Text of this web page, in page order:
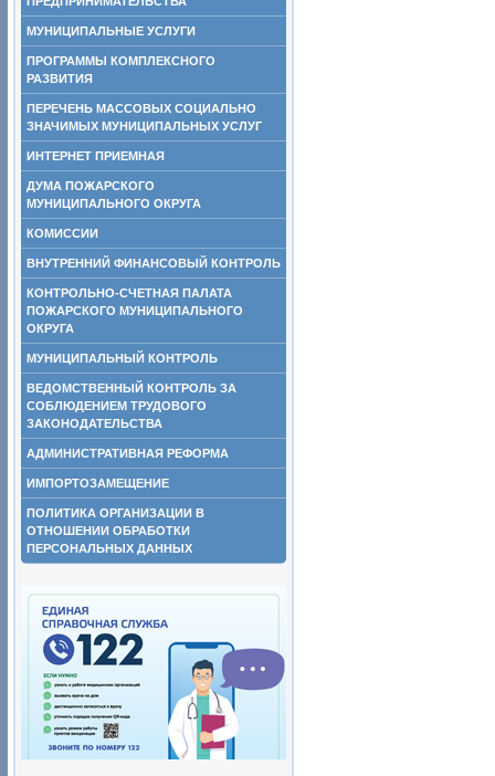
МУНИЦИПАЛЬНЫЕ УСЛУГИ
ПРОГРАММЫ КОМПЛЕКСНОГО
РАЗВИТИЯ
ПЕРЕЧЕНЬ МАССОВЫХ СОЦИАЛЬНО
ЗНАЧИМЫХ МУНИЦИПАЛЬНЫХ УСЛУГ
ИНТЕРНЕТ ПРИЕМНАЯ
ДУМА ПОЖАРСКОГО
МУНИЦИПАЛЬНОГО ОКРУГА
КОМИССИИ
ВНУТРЕННИЙ ФИНАНСОВЫЙ КОНТРОЛЬ
КОНТРОЛЬНО-СЧЕТНАЯ ПАЛАТА
ПОЖАРСКОГО МУНИЦИПАЛЬНОГО
ОКРУГА
МУНИЦИПАЛЬНЫЙ КОНТРОЛЬ
ВЕДОМСТВЕННЫЙ КОНТРОЛЬ ЗА
СОБЛЮДЕНИЕМ ТРУДОВОГО
ЗАКОНОДАТЕЛЬСТВА
АДМИНИСТРАТИВНАЯ РЕФОРМА
ИМПОРТОЗАМЕЩЕНИЕ
ПОЛИТИКА ОРГАНИЗАЦИИ В
ОТНОШЕНИИ ОБРАБОТКИ
ПЕРСОНАЛЬНЫХ ДАННЫХ